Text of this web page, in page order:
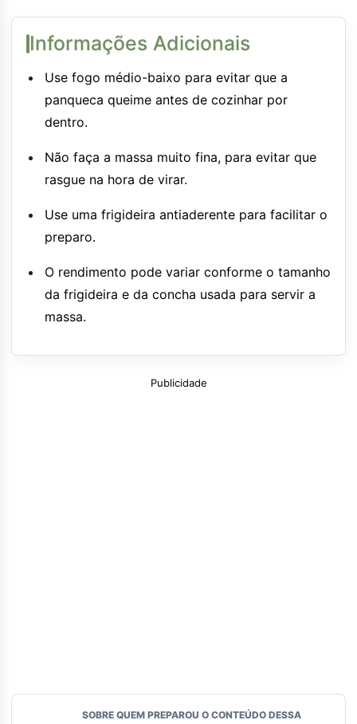
Informações Adicionais
Use fogo médio-baixo para evitar que a
panqueca queime antes de cozinhar por
dentro.
Não faça a massa muito fina, para evitar que
rasgue na hora de virar.
Use uma frigideira antiaderente para facilitar o
preparo.
O rendimento pode variar conforme o tamanho
da frigideira e da concha usada para servir a
massa.
Publicidade
SOBRE QUEM PREPAROU O CONTEÚDO DESSA